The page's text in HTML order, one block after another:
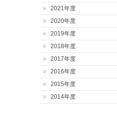
2021年度
2020年度
2019年度
2018年度
2017年度
2016年度
2015年度
2014年度